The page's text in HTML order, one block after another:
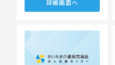
詳細画面へ